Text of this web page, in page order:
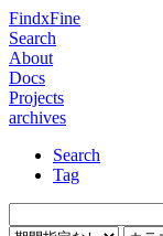
FindxFine
Search
About
Docs
Projects
archives
Search
Tag